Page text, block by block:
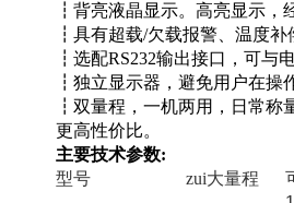
┇ 背亮液晶显示。高亮显示，
┇ 具有超载/欠载报警、温度补
┇ 选配RS232输出接口，可与
┇ 独立显示器，避免用户在操
┇ 双量程，一机两用，日常称
更高性价比。
主要技术参数:
型号
zui大量程